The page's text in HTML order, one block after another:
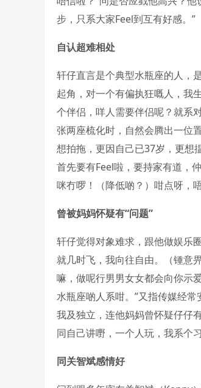
步，只系大家Feel到互有好感。”
自认超难相处
轩仔直言是个典型水瓶座的人，
起角，对一个有偏执狂嘅人，我
个伴侣，咩人需要伴侣呢？就系
张两座梳化时，自然会腾出一位
想拍拖，更因自己已37岁，更想
首先要有Feel啦，要持家有道，
咪冇啰！（降低啲？）咁点呀，
曾被妈妈怀疑有“问题”
轩仔觉得对象难求，跟他做娱乐
就几时飞，我向往自由。（锺意
嘛，做呢行男男女女都会向你示
水瓶座啲人系咁。”又指传媒经
我及独立，连他妈妈曾怀疑仔仔
同自己讲嘢，一个人玩，我系个
同关智斌感情好